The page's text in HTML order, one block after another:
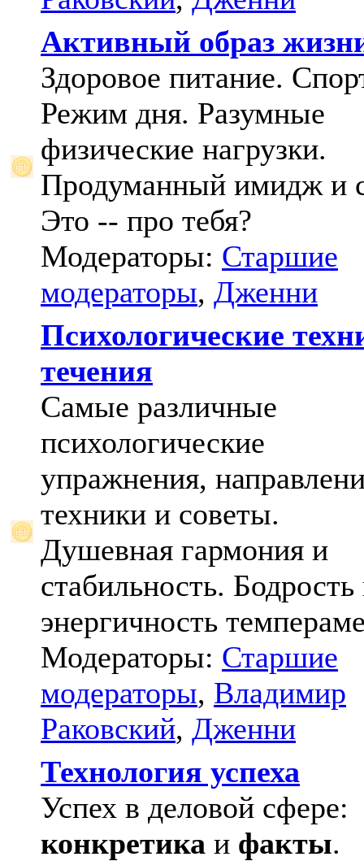
Активный образ
Здоровое питание.
Режим дня. Разумные
физические нагрузки.
Продуманный имидж и
Это -- про тебя?
Модераторы: Старшие
модераторы, Дженни
Психологические
течения
Самые различные
психологические
упражнения,
техники и советы.
Душевная гармония и
стабильность. Бодрость
энергичность
Модераторы: Старшие
модераторы, Владимир
Раковский, Дженни
Технология успеха
Успех в деловой сфере:
конкретика и факты.